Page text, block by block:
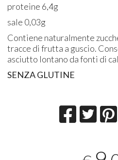
proteine 6,4g
sale 0,03g
Contiene naturalmente
tracce di frutta a guscio.
asciutto lontano da fonti di
SENZA GLUTINE